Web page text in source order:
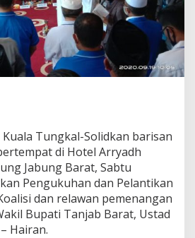
Kuala Tungkal-Solidkan barisan
di Hotel Arryadh
Jabung Barat, Sabtu
Pengukuhan dan Pelantikan
dan relawan pemenangan
Bupati Tanjab Barat, Ustad
Hairan.